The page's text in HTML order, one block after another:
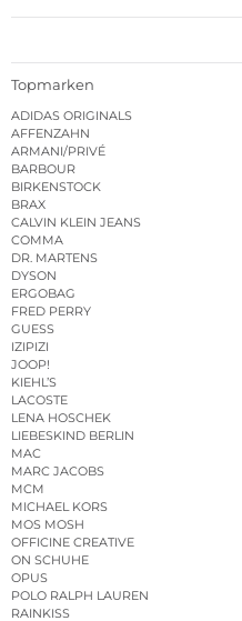
Topmarken
ADIDAS ORIGINALS
AFFENZAHN
ARMANI/PRIVÉ
BARBOUR
BIRKENSTOCK
BRAX
CALVIN KLEIN JEANS
COMMA
DR. MARTENS
DYSON
ERGOBAG
FRED PERRY
GUESS
IZIPIZI
JOOP!
KIEHL’S
LACOSTE
LENA HOSCHEK
LIEBESKIND BERLIN
MAC
MARC JACOBS
MCM
MICHAEL KORS
MOS MOSH
OFFICINE CREATIVE
ON SCHUHE
OPUS
POLO RALPH LAUREN
RAINKISS